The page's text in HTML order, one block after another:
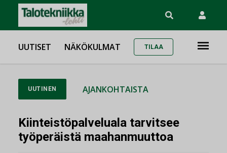
UUTISET NÄKÖKULMAT TILAA
UUTINEN AJANKOHTAISTA
Kiinteistöpalveluala tarvitsee
työperäistä maahanmuuttoa